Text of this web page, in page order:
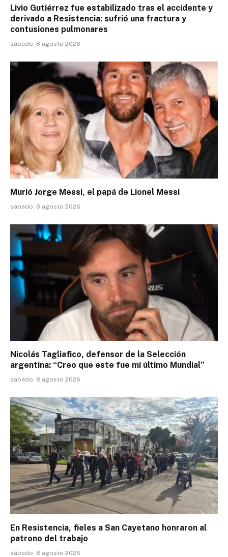
Livio Gutiérrez fue estabilizado tras el accidente y
derivado a Resistencia: sufrió una fractura y
contusiones pulmonares
sábado, 8 agosto 2026
Murió Jorge Messi, el papá de Lionel Messi
sábado, 8 agosto 2026
Nicolás Tagliafico, defensor de la Selección
argentina: “Creo que este fue mi último Mundial”
sábado, 8 agosto 2026
En Resistencia, fieles a San Cayetano honraron al
patrono del trabajo
sábado, 8 agosto 2026